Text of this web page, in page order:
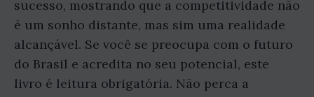
sucesso, mostrando que a competitividade não
é um sonho distante, mas sim uma realidade
alcançável. Se você se preocupa com o futuro
do Brasil e acredita no seu potencial, este
livro é leitura obrigatória. Não perca a